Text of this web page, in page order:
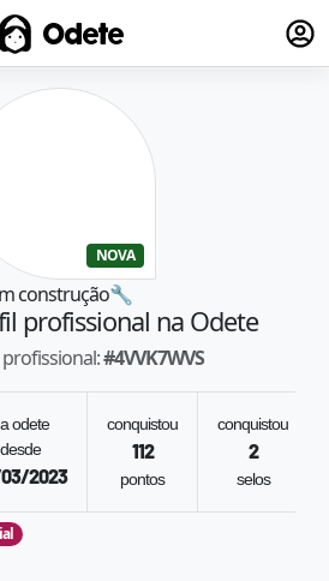
Odete
NOVA
construção🔧
profissional na Odete
#4VVK7WVS
odete
desde
2023
conquistou
112
pontos
conquistou
2
selos